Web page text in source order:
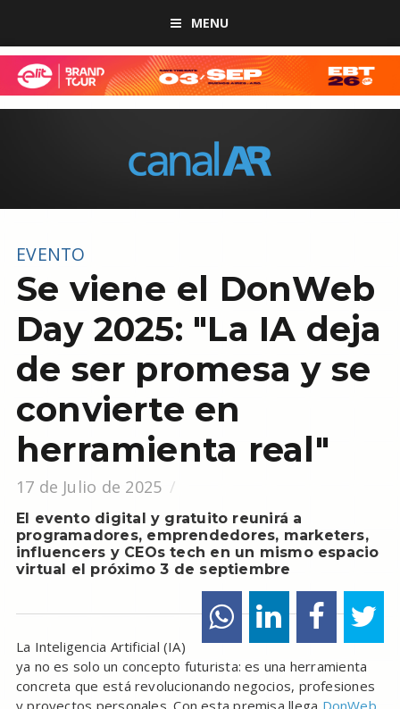
MENU
EVENTO
Se viene el DonWeb
Day 2025: "La IA deja
de ser promesa y se
convierte en
herramienta real"
17 de Julio de 2025
El evento digital y gratuito reunirá a
programadores, emprendedores, marketers,
influencers y CEOs tech en un mismo espacio
virtual el próximo 3 de septiembre
La Inteligencia Artificial (IA)
ya no es solo un concepto futurista: es una herramienta
concreta que está revolucionando negocios, profesiones